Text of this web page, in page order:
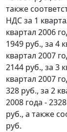
также
НДС за 1
квартал 2006
1949 руб., за 4
квартал 2007
2144 руб., за 3
квартал 2007
328 руб., за 2
2008 года -
руб., а также
руб.